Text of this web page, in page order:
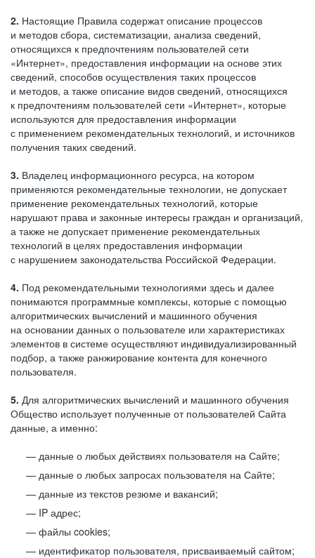
2. Настоящие Правила содержат описание процессов
и методов сбора, систематизации, анализа сведений,
относящихся к предпочтениям пользователей сети
«Интернет», предоставления информации на основе этих
сведений, способов осуществления таких процессов
и методов, а также описание видов сведений, относящихся
к предпочтениям пользователей сети «Интернет», которые
используются для предоставления информации
с применением рекомендательных технологий, и источников
получения таких сведений.
3. Владелец информационного ресурса, на котором
применяются рекомендательные технологии, не допускает
применение рекомендательных технологий, которые
нарушают права и законные интересы граждан и организаций,
а также не допускает применение рекомендательных
технологий в целях предоставления информации
с нарушением законодательства Российской Федерации.
4. Под рекомендательными технологиями здесь и далее
понимаются программные комплексы, которые с помощью
алгоритмических вычислений и машинного обучения
на основании данных о пользователе или характеристиках
элементов в системе осуществляют индивидуализированный
подбор, а также ранжирование контента для конечного
пользователя.
5. Для алгоритмических вычислений и машинного обучения
Общество использует полученные от пользователей Сайта
данные, а именно:
данные о любых действиях пользователя на Сайте;
данные о любых запросах пользователя на Сайте;
данные из текстов резюме и вакансий;
IP адрес;
файлы cookies;
идентификатор пользователя, присваиваемый сайтом;